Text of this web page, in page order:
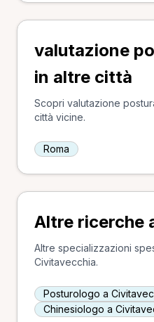
valutazione
in altre città
Scopri valutazione
città vicine.
Roma
Altre ricerche
Altre specializzazioni
Civitavecchia.
Posturologo a
Chinesiologo a